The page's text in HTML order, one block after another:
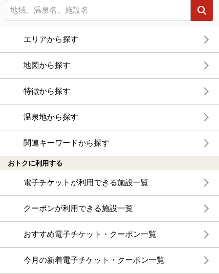
エリアから探す
地図から探す
特徴から探す
温泉地から探す
関連キーワードから探す
おトクに利用する
電子チケットが利用できる施設一覧
クーポンが利用できる施設一覧
おすすめ電子チケット・クーポン一覧
今月の新着電子チケット・クーポン一覧